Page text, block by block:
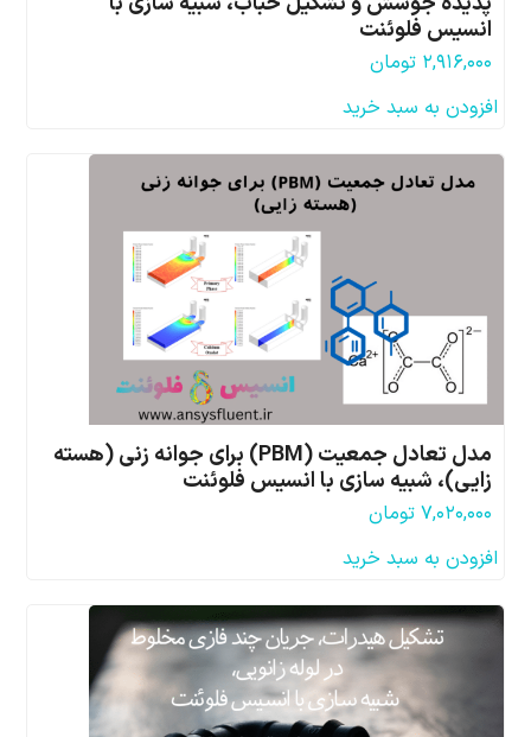
انسیس فلوئنت
۲,۹۱۶,۰۰۰ تومان
افزودن به سبد خرید
مدل تعادل جمعیت (PBM) برای جوانه زنی (هسته
زایی)، شبیه سازی با انسیس فلوئنت
۷,۰۲۰,۰۰۰ تومان
افزودن به سبد خرید